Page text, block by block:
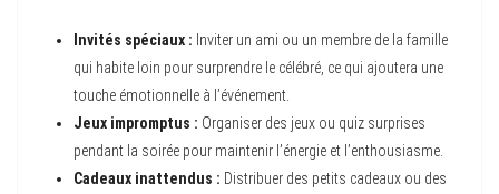
Invités spéciaux : Inviter un ami ou un membre de la famille
qui habite loin pour surprendre le célébré, ce qui ajoutera une
touche émotionnelle à l’événement.
Jeux impromptus : Organiser des jeux ou quiz surprises
pendant la soirée pour maintenir l’énergie et l’enthousiasme.
Cadeaux inattendus : Distribuer des petits cadeaux ou des